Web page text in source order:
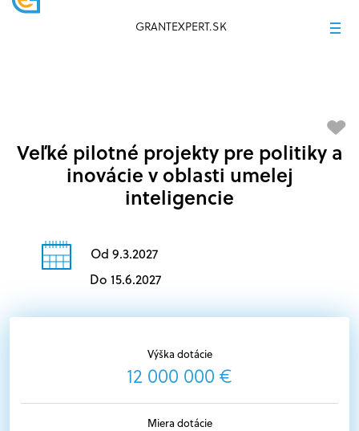
GRANTEXPERT.SK
Výška dotácie
12 000 000 €
Miera dotácie
Veľké pilotné projekty pre politiky a
inovácie v oblasti umelej
inteligencie
Od 9.3.2027
Do 15.6.2027